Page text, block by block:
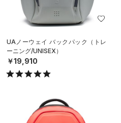
UAノーウェイ バックパック（トレ
ーニング/UNISEX）
￥19,910